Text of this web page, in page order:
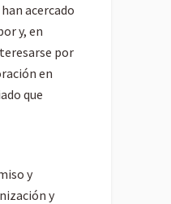
acercado
y, en
por
en
que
y
y